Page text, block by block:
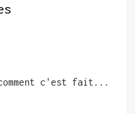
c'est fait...